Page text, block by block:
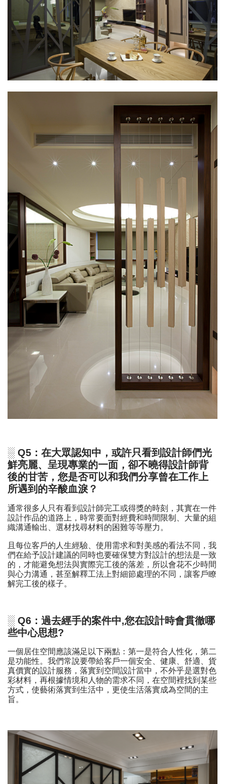
░ Q5：在大眾認知中，或許只看到設計師們光
鮮亮麗、呈現專業的一面，卻不曉得設計師背
後的甘苦，您是否可以和我們分享曾在工作上
所遇到的辛酸血淚？
通常很多人只有看到設計師完工或得獎的時刻，其實在一件
設計作品的道路上，時常要面對經費和時間限制、大量的組
織溝通輸出、選材找尋材料的困難等等壓力。
且每位客戶的人生經驗、使用需求和對美感的看法不同，我
們在給予設計建議的同時也要確保雙方對設計的想法是一致
的，才能避免想法與實際完工後的落差，所以會花不少時間
與心力溝通，甚至解釋工法上對細節處理的不同，讓客戶瞭
解完工後的樣子。
░ Q6：過去經手的案件中,您在設計時會貫徹哪
些中心思想?
一個居住空間應該滿足以下兩點：第一是符合人性化，第二
是功能性。我們常說要帶給客戶一個安全、健康、舒適、貨
真價實的設計服務，落實到空間設計當中，不外乎是選對色
彩材料，再根據情境和人物的需求不同，在空間裡找到某些
方式，使藝術落實到生活中，更使生活落實成為空間的主
旨。